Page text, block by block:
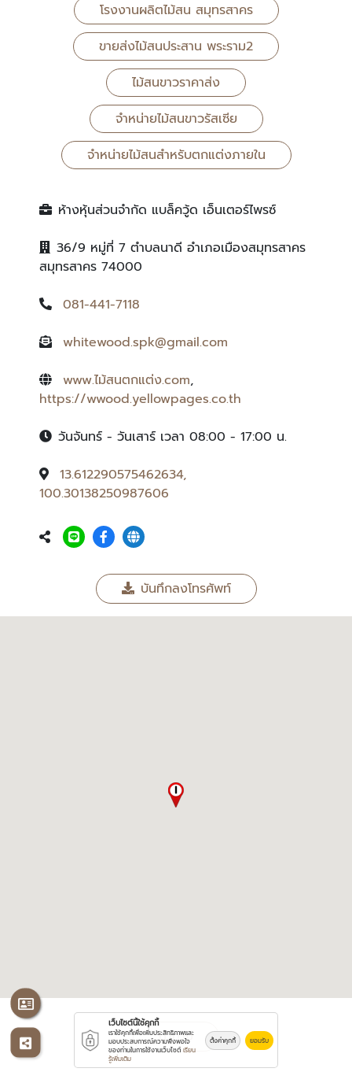
โรงงานผลิตไม้สน สมุทรสาคร
ขายส่งไม้สนประสาน พระราม2
ไม้สนขาวราคาส่ง
จำหน่ายไม้สนขาวรัสเซีย
จำหน่ายไม้สนสำหรับตกแต่งภายใน
ห้างหุ้นส่วนจำกัด แบล็ควู้ด เอ็นเตอร์ไพรซ์
36/9 หมู่ที่ 7 ตำบลนาดี อำเภอเมืองสมุทรสาคร
สมุทรสาคร 74000
081-441-7118
whitewood.spk@gmail.com
www.ไม้สนตกแต่ง.com,
https://wwood.yellowpages.co.th
วันจันทร์ - วันเสาร์ เวลา 08:00 - 17:00 น.
13.612290575462634,
100.30138250987606
บันทึกลงโทรศัพท์
นำทาง
เว็บไซต์นี้ใช้คุกกี้
เราใช้คุกกี้เพื่อเพิ่มประสิทธิภาพและ
มอบประสบการณ์ความพึงพอใจ
ของท่านในการใช้งานเว็บไซต์ เรียน
รู้เพิ่มเติม
ตั้งค่าคุกกี้ ยอมรับ